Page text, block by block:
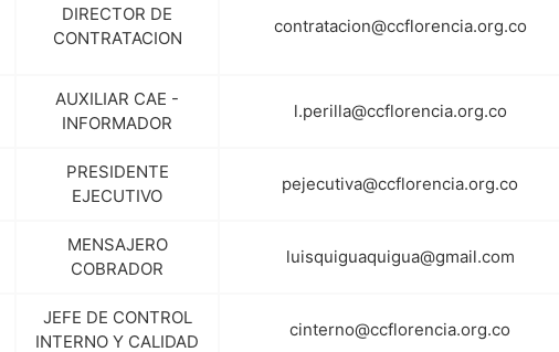
DIRECTOR DE
CONTRATACION
contratacion@ccflorencia.org.co
AUXILIAR CAE -
INFORMADOR
l.perilla@ccflorencia.org.co
PRESIDENTE
EJECUTIVO
pejecutiva@ccflorencia.org.co
MENSAJERO
COBRADOR
luisquiguaquigua@gmail.com
JEFE DE CONTROL
INTERNO Y CALIDAD
cinterno@ccflorencia.org.co